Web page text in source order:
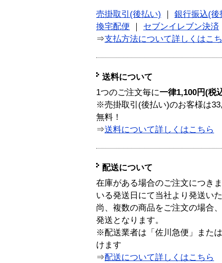
売掛取引(後払い)
銀行振込(後
換宅配便
セブンイレブン決済
⇒支払方法について詳しくはこ
送料について
1つのご注文毎に一律1,100円(税
※売掛取引(後払い)のお客様は
無料！
⇒送料について詳しくはこちら
配送について
在庫がある場合のご注文につき
いる発送日にて当社より発送い
尚、複数の商品をご注文の場合
発送となります。
※配送業者は「佐川急便」また
けます
⇒配送について詳しくはこちら